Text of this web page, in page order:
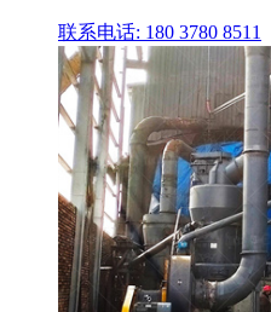
联系电话: 180 3780 8511